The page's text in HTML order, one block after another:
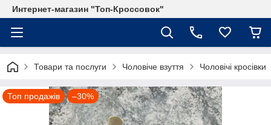
Интернет-магазин "Топ-Кроссовок"
Товари та послуги Чоловіче взуття Чоловічі кросівки
Топ продажів –30%